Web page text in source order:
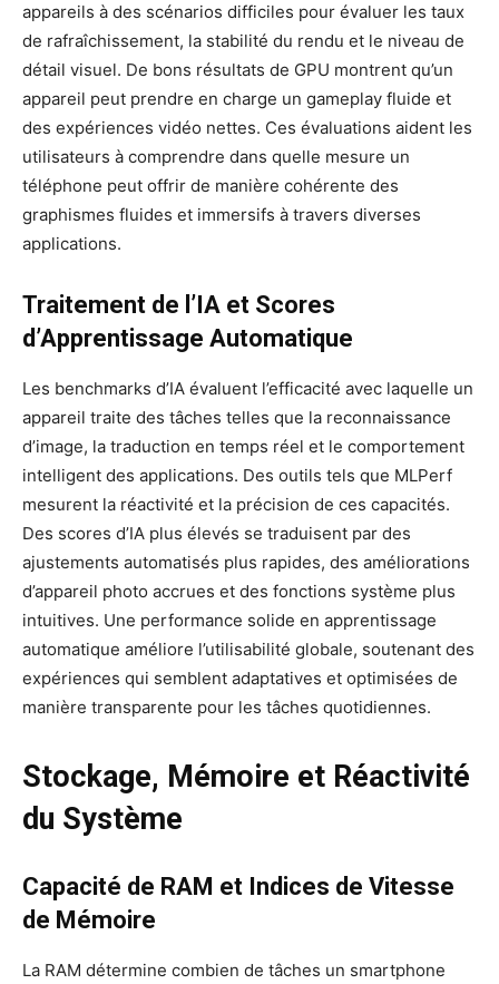
appareils à des scénarios difficiles pour évaluer les taux
de rafraîchissement, la stabilité du rendu et le niveau de
détail visuel. De bons résultats de GPU montrent qu’un
appareil peut prendre en charge un gameplay fluide et
des expériences vidéo nettes. Ces évaluations aident les
utilisateurs à comprendre dans quelle mesure un
téléphone peut offrir de manière cohérente des
graphismes fluides et immersifs à travers diverses
applications.
Traitement de l’IA et Scores
d’Apprentissage Automatique
Les benchmarks d’IA évaluent l’efficacité avec laquelle un
appareil traite des tâches telles que la reconnaissance
d’image, la traduction en temps réel et le comportement
intelligent des applications. Des outils tels que MLPerf
mesurent la réactivité et la précision de ces capacités.
Des scores d’IA plus élevés se traduisent par des
ajustements automatisés plus rapides, des améliorations
d’appareil photo accrues et des fonctions système plus
intuitives. Une performance solide en apprentissage
automatique améliore l’utilisabilité globale, soutenant des
expériences qui semblent adaptatives et optimisées de
manière transparente pour les tâches quotidiennes.
Stockage, Mémoire et Réactivité
du Système
Capacité de RAM et Indices de Vitesse
de Mémoire
La RAM détermine combien de tâches un smartphone